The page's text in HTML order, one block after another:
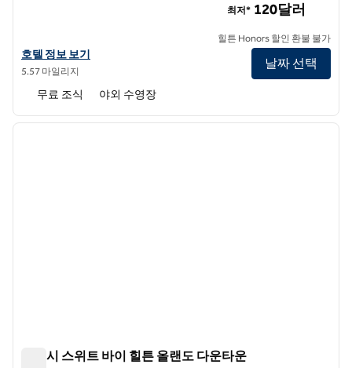
홈2 스위트 바이 힐튼 올랜도 다운타운의 호텔 정보 보기
호텔 정보 보기
5.57 마일리지
최저* 120달러
힐튼 Honors 할인 환불 불가
날짜 선택
무료 조식 야외 수영장
1/12
다음
엠버시 스위트 바이 힐튼 올랜도 다운타운